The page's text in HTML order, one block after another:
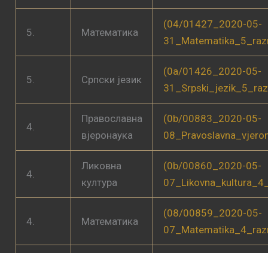
5. Математика
(04/01427_2020-05-
5. Српски језик
(0a/01426_2020-05-
4.
Православна
вјеронаука
(0b/00883_2020-05-
4.
Ликовна
култура
(0b/00860_2020-05-
4. Математика
(08/00859_2020-05-